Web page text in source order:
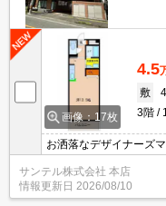
画像：17枚
4.5
敷
3階
お洒落なデザイナーズ
サンテル株式会社 本店
情報更新日 2026/08/10